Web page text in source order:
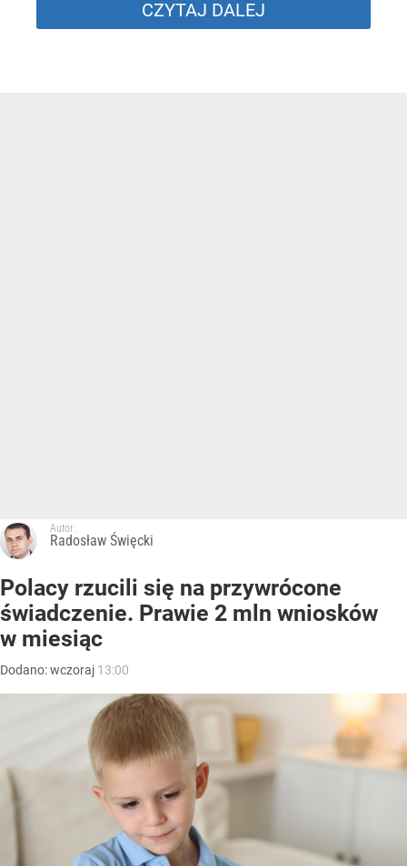
CZYTAJ DALEJ
Autor:
Radosław Święcki
Polacy rzucili się na przywrócone
świadczenie. Prawie 2 mln wniosków
w miesiąc
Dodano:wczoraj 13:00